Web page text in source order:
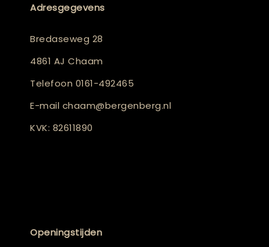
Adresgegevens
Bredaseweg 28
4861 AJ Chaam
Telefoon 0161-492465
E-mail chaam@bergenberg.nl
KVK: 82611890
Openingstijden